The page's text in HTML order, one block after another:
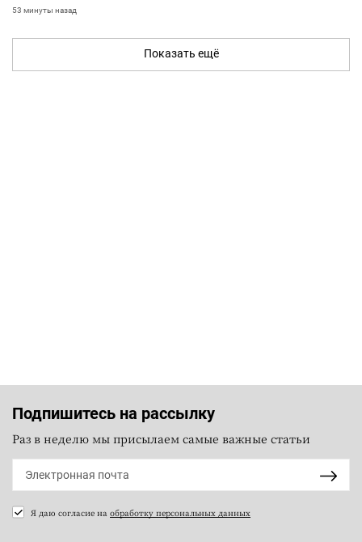
53 минуты назад
Показать ещё
Подпишитесь на рассылку
Раз в неделю мы присылаем самые важные статьи
Я даю согласие на обработку персональных данных